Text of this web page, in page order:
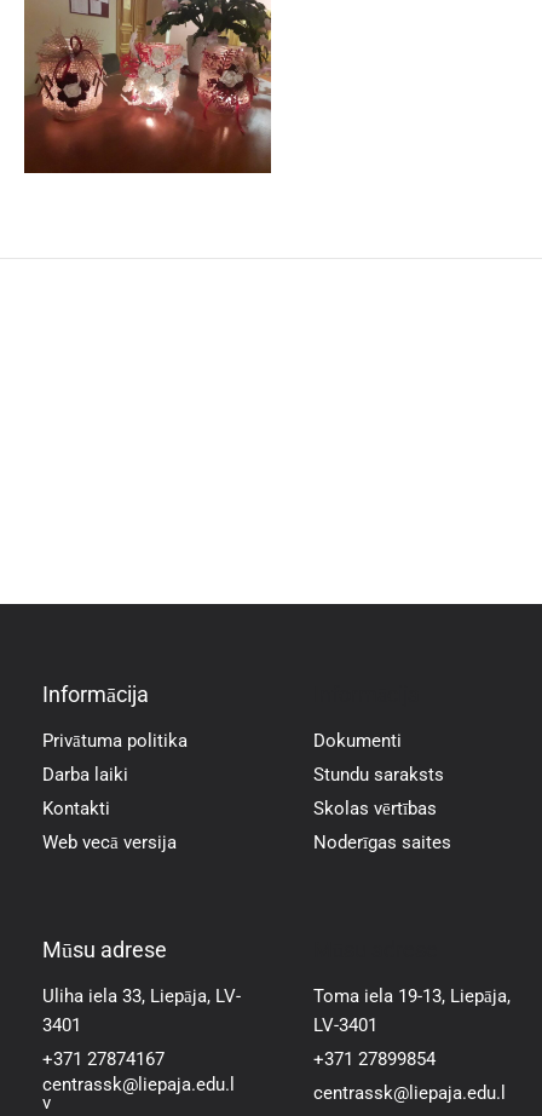
Informācija
Privātuma politika
Darba laiki
Kontakti
Web vecā versija
Dokumenti
Stundu saraksts
Skolas vērtības
Noderīgas saites
Mūsu adrese
Uliha iela 33, Liepāja, LV-
3401
+371 27874167
centrassk@liepaja.edu.l
v
Toma iela 19-13, Liepāja,
LV-3401
+371 27899854
centrassk@liepaja.edu.l